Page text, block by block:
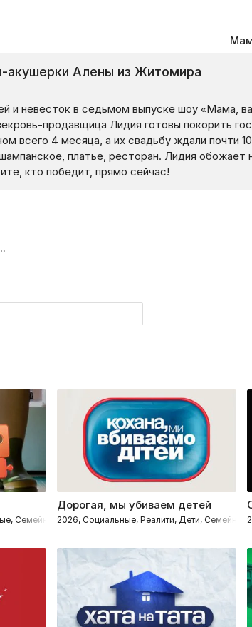
акушерки Алены из Житомира
и невесток в седьмом выпуске шоу «Мама,
продавщица Лидия готовы покорить
всего 4 месяца, а их свадьбу ждали почти
платье, ресторан. Лидия обожает
кто победит, прямо сейчас!
Семейные
Дорогая, мы убиваем детей
2026, Социальные, Реалити, Дети, Семейные